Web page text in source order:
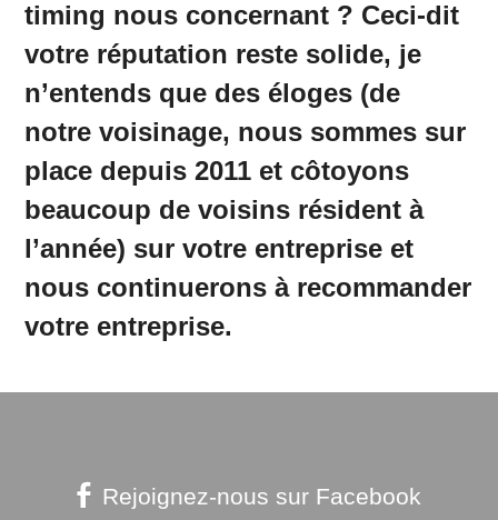
timing nous concernant ? Ceci-dit
votre réputation reste solide, je
n’entends que des éloges (de
notre voisinage, nous sommes sur
place depuis 2011 et côtoyons
beaucoup de voisins résident à
l’année) sur votre entreprise et
nous continuerons à recommander
votre entreprise.
Rejoignez-nous sur Facebook